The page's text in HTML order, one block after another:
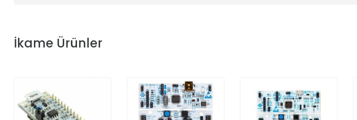
İkame Ürünler